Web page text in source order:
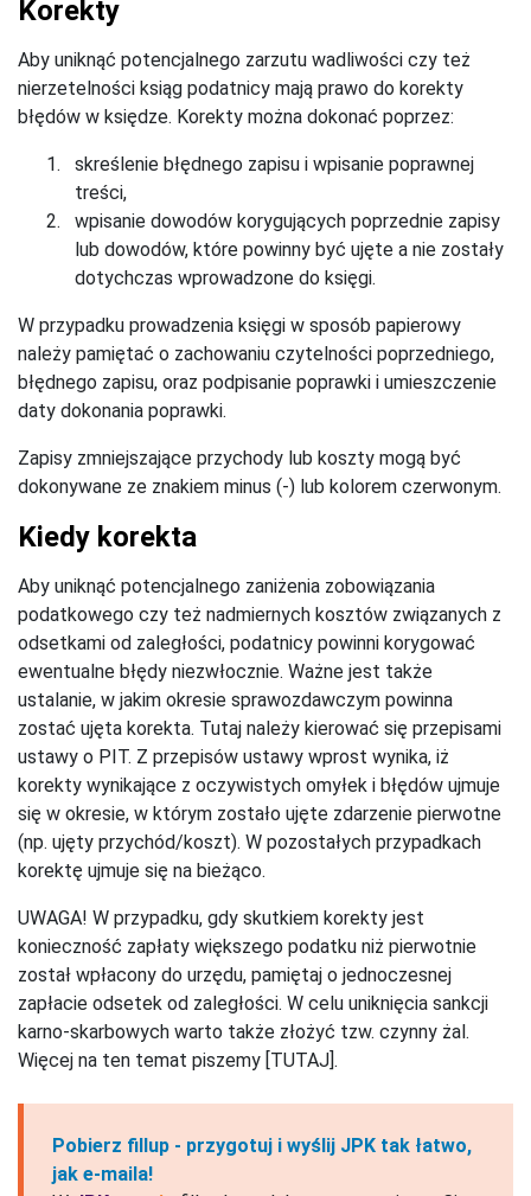
Korekty
Aby uniknąć potencjalnego zarzutu wadliwości czy też
nierzetelności ksiąg podatnicy mają prawo do korekty
błędów w księdze. Korekty można dokonać poprzez:
skreślenie błędnego zapisu i wpisanie poprawnej
treści,
wpisanie dowodów korygujących poprzednie zapisy
lub dowodów, które powinny być ujęte a nie zostały
dotychczas wprowadzone do księgi.
W przypadku prowadzenia księgi w sposób papierowy
należy pamiętać o zachowaniu czytelności poprzedniego,
błędnego zapisu, oraz podpisanie poprawki i umieszczenie
daty dokonania poprawki.
Zapisy zmniejszające przychody lub koszty mogą być
dokonywane ze znakiem minus (-) lub kolorem czerwonym.
Kiedy korekta
Aby uniknąć potencjalnego zaniżenia zobowiązania
podatkowego czy też nadmiernych kosztów związanych z
odsetkami od zaległości, podatnicy powinni korygować
ewentualne błędy niezwłocznie. Ważne jest także
ustalanie, w jakim okresie sprawozdawczym powinna
zostać ujęta korekta. Tutaj należy kierować się przepisami
ustawy o PIT. Z przepisów ustawy wprost wynika, iż
korekty wynikające z oczywistych omyłek i błędów ujmuje
się w okresie, w którym zostało ujęte zdarzenie pierwotne
(np. ujęty przychód/koszt). W pozostałych przypadkach
korektę ujmuje się na bieżąco.
UWAGA! W przypadku, gdy skutkiem korekty jest
konieczność zapłaty większego podatku niż pierwotnie
został wpłacony do urzędu, pamiętaj o jednoczesnej
zapłacie odsetek od zaległości. W celu uniknięcia sankcji
karno-skarbowych warto także złożyć tzw. czynny żal.
Więcej na ten temat piszemy [TUTAJ].
Pobierz fillup - przygotuj i wyślij JPK tak łatwo,
jak e‑maila!